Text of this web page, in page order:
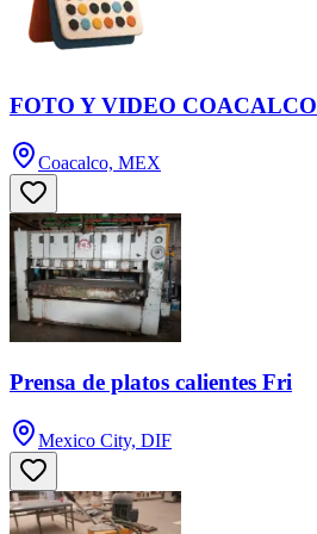
FOTO Y VIDEO COACALCO
Coacalco, MEX
Prensa de platos calientes Fri
Mexico City, DIF